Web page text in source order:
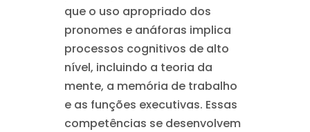
que o uso apropriado dos
pronomes e anáforas implica
processos cognitivos de alto
nível, incluindo a teoria da
mente, a memória de trabalho
e as funções executivas. Essas
competências se desenvolvem